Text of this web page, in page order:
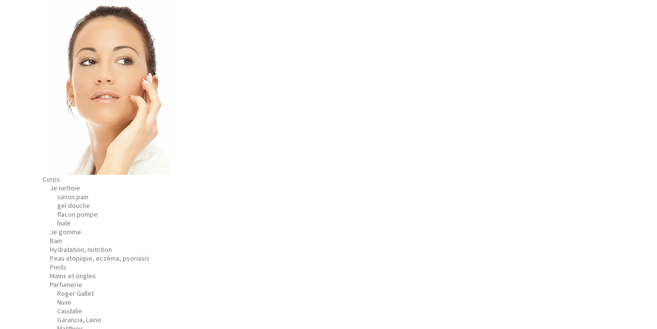
Corps
Je nettoie
savon pain
gel douche
flacon pompe
huile
Je gomme
Bain
Hydratation, nutrition
Peau atopique, eczéma, psoriasis
Pieds
Mains et ongles
Parfumerie
Roger Gallet
Nuxe
Caudalie
Garancia, Laino